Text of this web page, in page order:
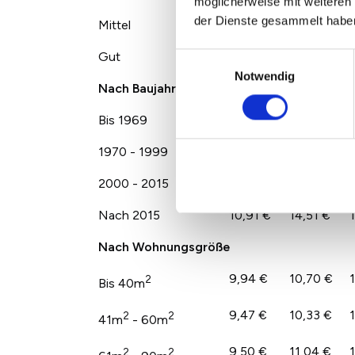
der Dienste gesammelt
Notwendig
Mittel 9,53 € 10,86 €
Gut
Nach Baujahr
Bis 1969 9,79 €
1970 - 1999
2000 - 2015
Nach 2015 10,91 € 14,51 €
Nach Wohnungsgröße
Bis 40m2 9,94 € 10,70 €
41m2 - 60m2 9,47 € 10,33 €
2 2 9,50 € 11,04 €